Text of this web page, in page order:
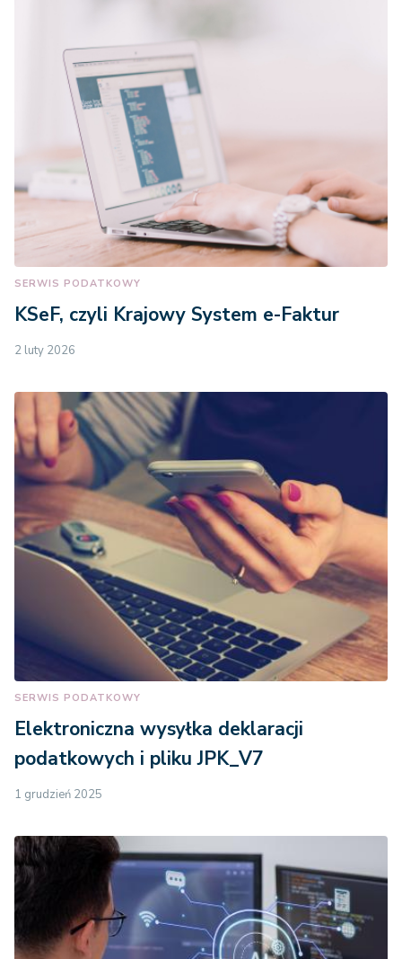
SERWIS PODATKOWY
KSeF, czyli Krajowy System e-Faktur
2 luty 2026
SERWIS PODATKOWY
Elektroniczna wysyłka deklaracji
podatkowych i pliku JPK_V7
1 grudzień 2025